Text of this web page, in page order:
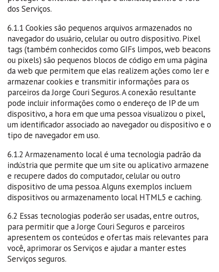
dos Serviços.
6.1.1 Cookies são pequenos arquivos armazenados no
navegador do usuário, celular ou outro dispositivo. Pixel
tags (também conhecidos como GIFs limpos, web beacons
ou pixels) são pequenos blocos de código em uma página
da web que permitem que elas realizem ações como ler e
armazenar cookies e transmitir informações para os
parceiros da Jorge Couri Seguros. A conexão resultante
pode incluir informações como o endereço de IP de um
dispositivo, a hora em que uma pessoa visualizou o pixel,
um identificador associado ao navegador ou dispositivo e o
tipo de navegador em uso.
6.1.2 Armazenamento local é uma tecnologia padrão da
indústria que permite que um site ou aplicativo armazene
e recupere dados do computador, celular ou outro
dispositivo de uma pessoa. Alguns exemplos incluem
dispositivos ou armazenamento local HTML5 e caching.
6.2 Essas tecnologias poderão ser usadas, entre outros,
para permitir que a Jorge Couri Seguros e parceiros
apresentem os conteúdos e ofertas mais relevantes para
você, aprimorar os Serviços e ajudar a manter estes
Serviços seguros.